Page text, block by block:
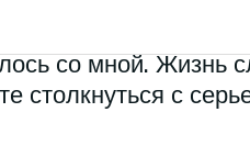
чтобы кто-то в
со мной.
столкнуться с